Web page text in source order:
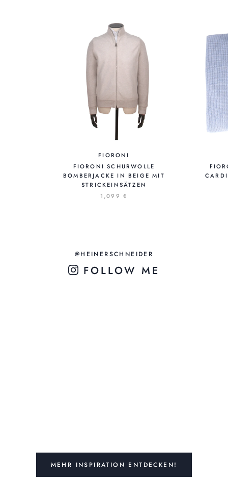
FIORONI
FIORONI SCHURWOLLE
BOMBERJACKE IN BEIGE MIT
STRICKEINSÄTZEN
1,099 €
@HEINERSCHNEIDER
FOLLOW ME
MEHR INSPIRATION ENTDECKEN!